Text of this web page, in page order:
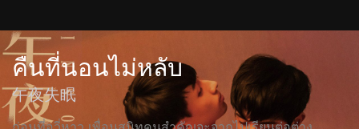
คืนที่นอนไม่หลับ
午夜失眠